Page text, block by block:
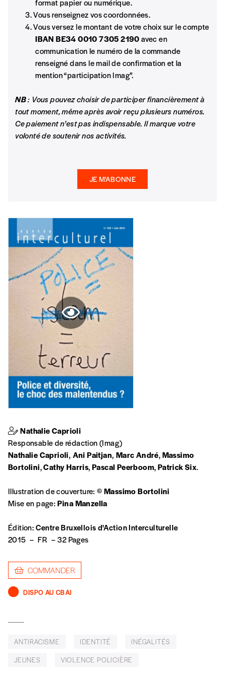
Format numérique
Je commande au numéro
Édition papier (livraison en Belgique
uniquement)
Quantité
AJOUTER
Offre découverte
Vous souhaitez découvrir
offrons les deux derniers numéros publiés.
Je souhaite bénéficier de l’offre
découverte
Cadeau
lui un abonnement ou numéro au choix.
J’offre un abonnement (5
numéros)
J’offre le(s) numéro(s)
Vos coordonnées
Nom *
Organisation
les concepts d’orientation sexuelle et d’identité de genre
dans le corps de police.
Le silence imposé de la servitude
Didier Van der Meeren
Plusieurs personnes sans-papiers nous indiquent une
20 ans de politique du “chuuut!”
Entretien avecHamid Benichou
Né citoyen avant de devenir policier, Hamid Benichou a un
Police et jeunes : (r)établir la confiance
Le pari de la Cellule Diversity
Entretien avecIsabelle Diependaele
La Cellule Diversity travaille à deux niveaux: la gestion des
ressources humaines et la formation des policiers.
Vous renseignez vos coordonnées.
Vous versez le montant de votre choix sur le compte
IBAN BE34 0010 7305 2190avec en
communication le numéro de la commande
renseigné dans le mail de confirmation et la
mention “participation Imag”.
NB: Vous pouvez choisir de participer financièrement à
tout moment, même après avoir reçu plusieurs numéros.
Ce paiement n’est pas indispensable. Il marque votre
volonté de soutenir nos activités.
JE M'ABONNE
Nathalie Caprioli
Responsable de rédaction (Imag)
Nathalie Caprioli, Ani Paitjan, Marc André,Massimo
Bortolini,Cathy Harris,Pascal Peerboom,Patrick Six.
Illustration de couverture: ©Massimo Bortolini
Mise en page:Pina Manzella
Édition:Centre Bruxellois d'Action Interculturelle
2015 – FR – 32 Pages
COMMANDER
DISPO AU CBAI
ANTIRACISME IDENTITÉ
INÉGALITÉS
JEUNES
VIOLENCE POLICIÈRE